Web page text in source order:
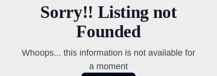
Sorry!! Listing not
Founded
Whoops... this information is not available for
a moment